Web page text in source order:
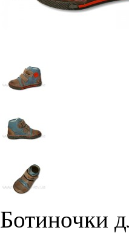
Ботиночки